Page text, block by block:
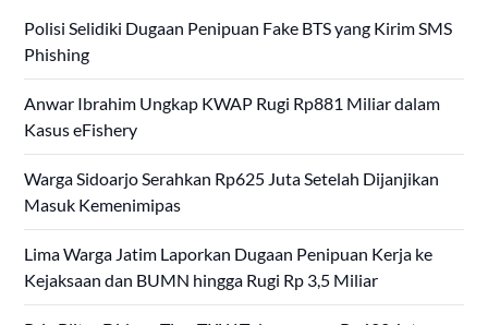
Polisi Selidiki Dugaan Penipuan Fake BTS yang Kirim SMS
Phishing
Anwar Ibrahim Ungkap KWAP Rugi Rp881 Miliar dalam
Kasus eFishery
Warga Sidoarjo Serahkan Rp625 Juta Setelah Dijanjikan
Masuk Kemenimipas
Lima Warga Jatim Laporkan Dugaan Penipuan Kerja ke
Kejaksaan dan BUMN hingga Rugi Rp 3,5 Miliar